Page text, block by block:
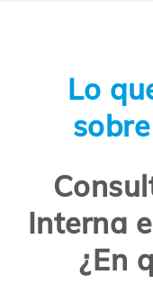
Lo
Interna
¿En